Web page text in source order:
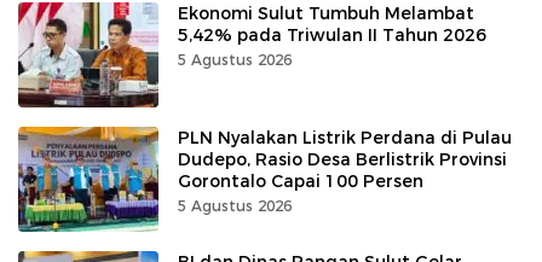
Ekonomi Sulut Tumbuh Melambat
5,42% pada Triwulan II Tahun 2026
5 Agustus 2026
PLN Nyalakan Listrik Perdana di Pulau
Dudepo, Rasio Desa Berlistrik Provinsi
Gorontalo Capai 100 Persen
5 Agustus 2026